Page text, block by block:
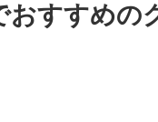
おすすめの